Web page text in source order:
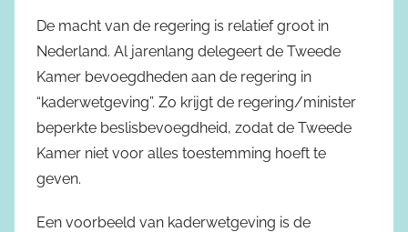
De macht van de regering is relatief groot in
Nederland. Al jarenlang delegeert de Tweede
Kamer bevoegdheden aan de regering in
“kaderwetgeving”. Zo krijgt de regering/minister
beperkte beslisbevoegdheid, zodat de Tweede
Kamer niet voor alles toestemming hoeft te
geven.
Een voorbeeld van kaderwetgeving is de